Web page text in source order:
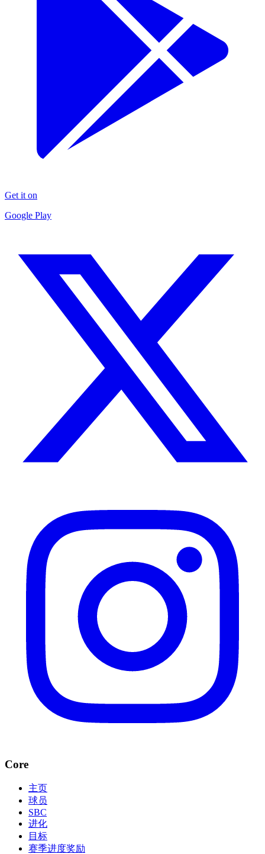
Get it on
Google Play
Core
主页
球员
SBC
进化
目标
赛季进度奖励